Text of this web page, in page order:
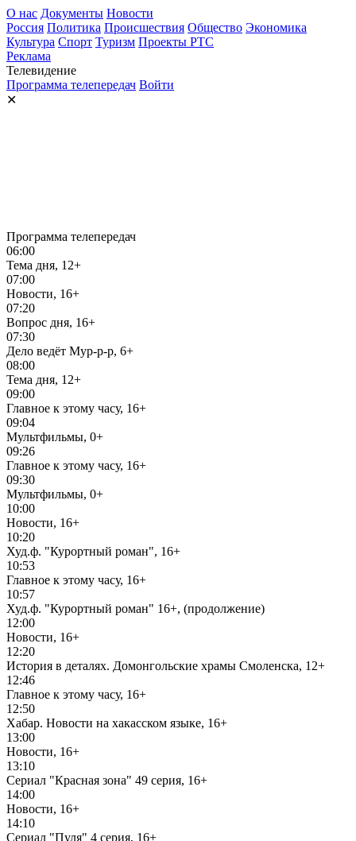
О нас Документы Новости
Россия Политика Происшествия Общество Экономика
Культура Спорт Туризм Проекты РТС
Реклама
Телевидение
Программа телепередач Войти
✕
Программа телепередач
06:00
Тема дня, 12+
07:00
Новости, 16+
07:20
Вопрос дня, 16+
07:30
Дело ведёт Мур-р-р, 6+
08:00
Тема дня, 12+
09:00
Главное к этому часу, 16+
09:04
Мультфильмы, 0+
09:26
Главное к этому часу, 16+
09:30
Мультфильмы, 0+
10:00
Новости, 16+
10:20
Худ.ф. "Курортный роман", 16+
10:53
Главное к этому часу, 16+
10:57
Худ.ф. "Курортный роман" 16+, (продолжение)
12:00
Новости, 16+
12:20
История в деталях. Домонгольские храмы Смоленска, 12+
12:46
Главное к этому часу, 16+
12:50
Хабар. Новости на хакасском языке, 16+
13:00
Новости, 16+
13:10
Сериал "Красная зона" 49 серия, 16+
14:00
Новости, 16+
14:10
Сериал "Пуля" 4 серия, 16+